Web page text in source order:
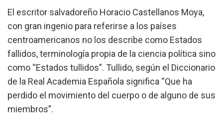
El escritor salvadoreño Horacio Castellanos Moya,
con gran ingenio para referirse a los países
centroamericanos no los describe como Estados
fallidos, terminología propia de la ciencia política sino
como “Estados tullidos”. Tullido, según el Diccionario
de la Real Academia Española significa “Que ha
perdido el movimiento del cuerpo o de alguno de sus
miembros”.